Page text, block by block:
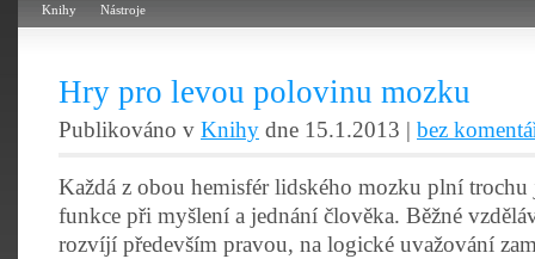
Knihy Nástroje
Hry pro levou polovinu mozku
Publikováno v Knihy dne 15.1.2013 | bez
Každá z obou hemisfér lidského mozku plní trochu
funkce při myšlení a jednání člověka. Běžné
rozvíjí především pravou, na logické uvažování